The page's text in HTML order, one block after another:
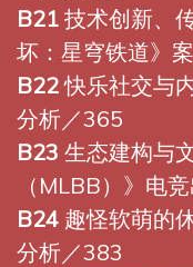
B21 技术创新、
坏：星穹铁道》
B22快乐社交与
分析／365
B23 生态建构与
（MLBB）》电
B24 趣怪软萌的
分析／383